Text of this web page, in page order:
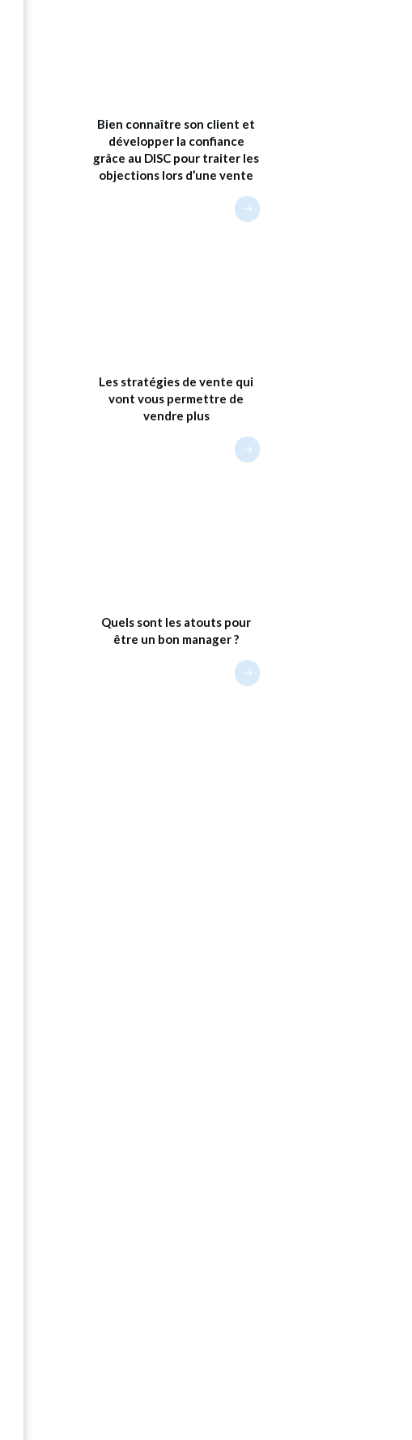
Bien connaître son client et
développer la confiance
grâce au DISC pour traiter les
objections lors d’une vente
Les stratégies de vente qui
vont vous permettre de
vendre plus
Quels sont les atouts pour
être un bon manager ?